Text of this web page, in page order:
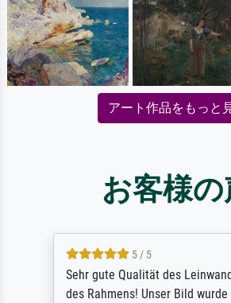
アート作品をもっと
お客様の
5 / 5
Sehr gute Qualität des
des Rahmens! Unser Bild wurde